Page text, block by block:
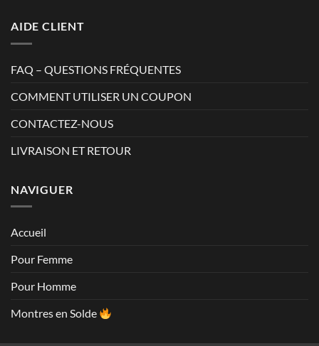
AIDE CLIENT
FAQ – QUESTIONS FRÉQUENTES
COMMENT UTILISER UN COUPON
CONTACTEZ-NOUS
LIVRAISON ET RETOUR
NAVIGUER
Accueil
Pour Femme
Pour Homme
Montres en Solde